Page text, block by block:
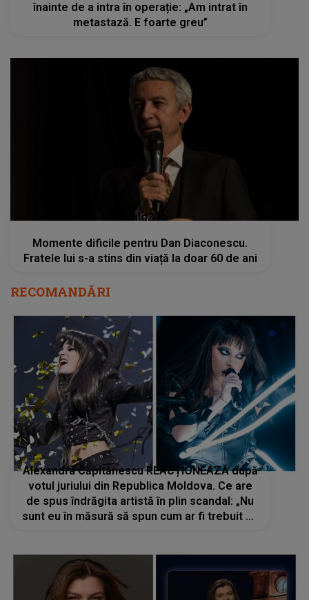
înainte de a intra în operație: „Am intrat în
metastază. E foarte greu”
kanald2.ro
Momente dificile pentru Dan Diaconescu.
Fratele lui s-a stins din viață la doar 60 de ani
RECOMANDĂRI
Alexandra Căpitănescu REACȚIONEAZĂ după
votul juriului din Republica Moldova. Ce are
de spus îndrăgita artistă în plin scandal: „Nu
sunt eu în măsură să spun cum ar fi trebuit să